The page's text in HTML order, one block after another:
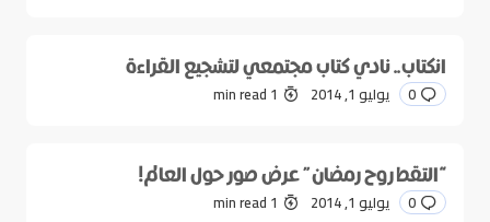
انكتاب.. نادي كتاب مجتمعي لتشجيع القراءة
0 يوليو 1, 2014 1 min read
“التقط روح رمضان” عرض صور حول العالم!
0 يوليو 1, 2014 1 min read